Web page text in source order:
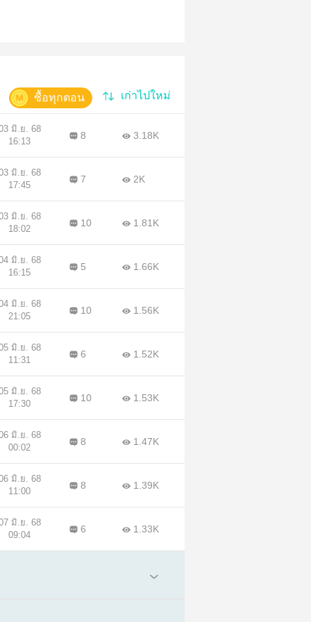
เก่าไปใหม่
ซื้อทุกตอน
มิ.ย. 68
16:13
8 3.18K
มิ.ย. 68
17:45
7 2K
มิ.ย. 68
18:02
10 1.81K
มิ.ย. 68
16:15
5 1.66K
มิ.ย. 68
21:05
10 1.56K
มิ.ย. 68
11:31
6 1.52K
มิ.ย. 68
17:30
10 1.53K
มิ.ย. 68
00:02
8 1.47K
มิ.ย. 68
11:00
8 1.39K
มิ.ย. 68
09:04
6 1.33K